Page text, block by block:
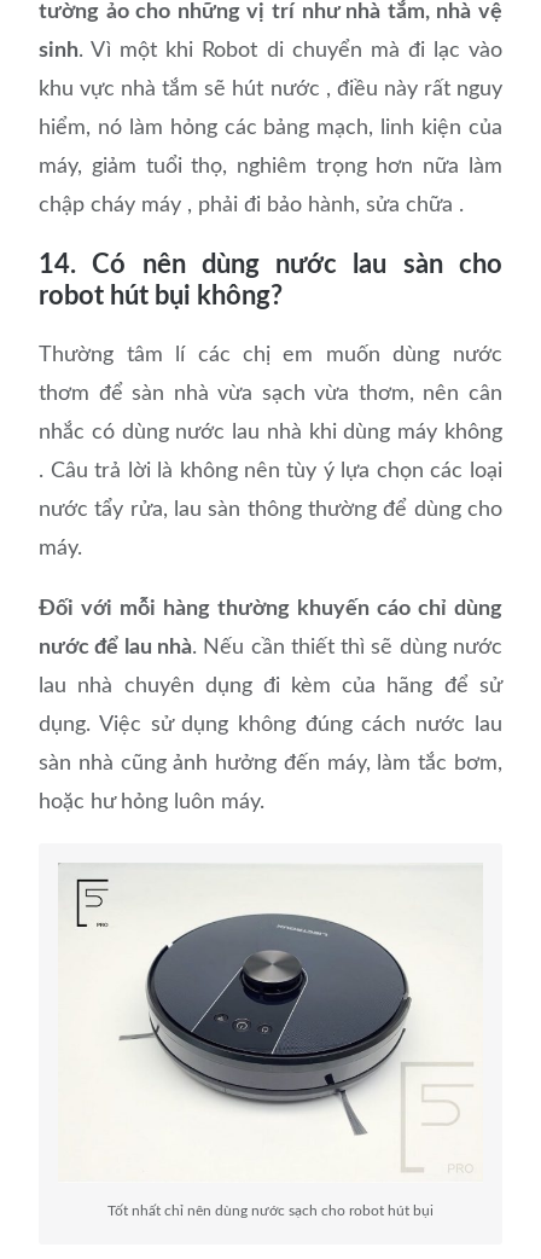
tường ảo cho những vị trí như nhà tắm, nhà vệ
sinh. Vì một khi Robot di chuyển mà đi lạc vào
khu vực nhà tắm sẽ hút nước , điều này rất nguy
hiểm, nó làm hỏng các bảng mạch, linh kiện của
máy, giảm tuổi thọ, nghiêm trọng hơn nữa làm
chập cháy máy , phải đi bảo hành, sửa chữa .
14. Có nên dùng nước lau sàn cho
robot hút bụi không?
Thường tâm lí các chị em muốn dùng nước
thơm để sàn nhà vừa sạch vừa thơm, nên cân
nhắc có dùng nước lau nhà khi dùng máy không
. Câu trả lời là không nên tùy ý lựa chọn các loại
nước tẩy rửa, lau sàn thông thường để dùng cho
máy.
Đối với mỗi hàng thường khuyến cáo chỉ dùng
nước để lau nhà. Nếu cần thiết thì sẽ dùng nước
lau nhà chuyên dụng đi kèm của hãng để sử
dụng. Việc sử dụng không đúng cách nước lau
sàn nhà cũng ảnh hưởng đến máy, làm tắc bơm,
hoặc hư hỏng luôn máy.
Tốt nhất chỉ nên dùng nước sạch cho robot hút bụi